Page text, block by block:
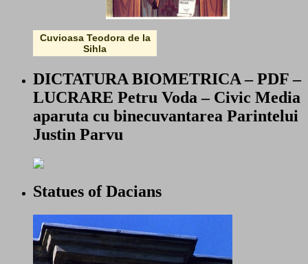
Cuvioasa Teodora de la
Sihla
DICTATURA BIOMETRICA – PDF –
LUCRARE Petru Voda – Civic Media
aparuta cu binecuvantarea Parintelui
Justin Parvu
Statues of Dacians